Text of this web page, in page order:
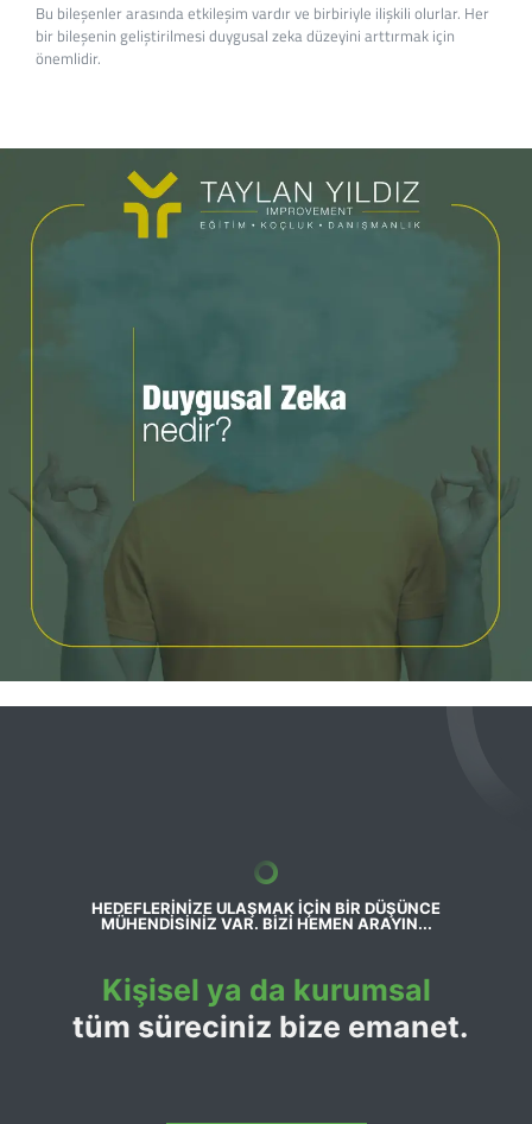
Bu bileşenler arasında etkileşim vardır ve birbiriyle ilişkili olurlar. Her
bir bileşenin geliştirilmesi duygusal zeka düzeyini arttırmak için
önemlidir.
HEDEFLERİNİZE ULAŞMAK İÇİN BİR DÜŞÜNCE
MÜHENDİSİNİZ VAR. BİZİ HEMEN ARAYIN...
Kişisel ya da kurumsal
tüm süreciniz bize emanet.